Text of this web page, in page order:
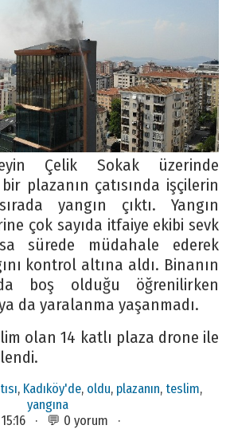
Çelik Sokak üzerinde
plazanın çatısında işçilerin
yangın çıktı. Yangın
çok sayıda itfaiye ekibi sevk
sürede müdahale ederek
kontrol altına aldı. Binanın
boş olduğu öğrenilirken
da yaralanma yaşanmadı.
olan 14 katlı plaza drone ile
, Kadıköy'de, oldu, plazanın, teslim,
yangına
15:16 · 💬 0 yorum ·